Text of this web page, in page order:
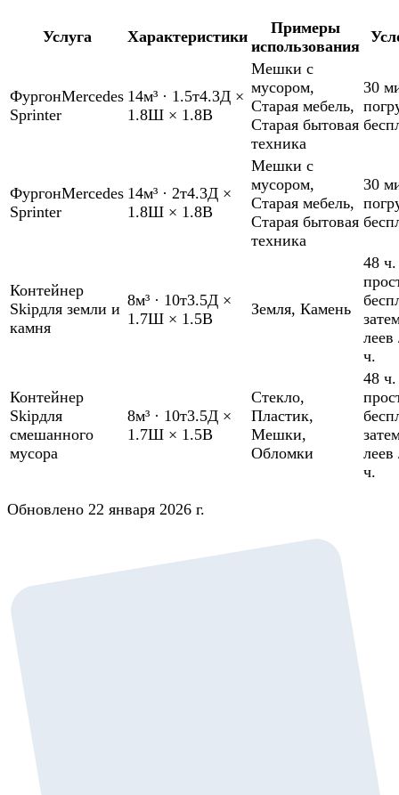
Услуга Характеристики
Примеры
использования
ФургонMercedes
Sprinter
14м³ · 1.5т4.3Д ×
1.8Ш × 1.8В
Мешки с
мусором,
Старая мебель,
Старая бытовая
техника
30
ФургонMercedes
Sprinter
14м³ · 2т4.3Д ×
1.8Ш × 1.8В
Мешки с
мусором,
Старая мебель,
Старая бытовая
техника
30
Контейнер
Skipдля земли и
камня
8м³ · 10т3.5Д ×
1.7Ш × 1.5В
Земля, Камень
48 ч.
леев
ч.
Контейнер
Skipдля
смешанного
мусора
8м³ · 10т3.5Д ×
1.7Ш × 1.5В
Стекло,
Пластик,
Мешки,
Обломки
48 ч.
леев
ч.
Обновлено 22 января 2026 г.